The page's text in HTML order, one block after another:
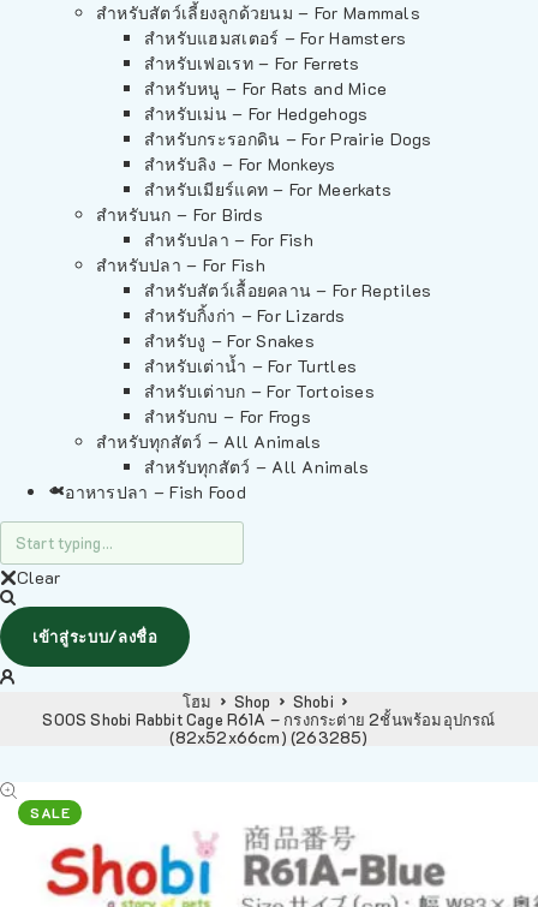
สำหรับสัตว์เลี้ยงลูกด้วยนม – For Mammals
สำหรับแฮมสเตอร์ – For Hamsters
สำหรับเฟอเรท – For Ferrets
สำหรับหนู – For Rats and Mice
สำหรับเม่น – For Hedgehogs
สำหรับกระรอกดิน – For Prairie Dogs
สำหรับลิง – For Monkeys
สำหรับเมียร์แคท – For Meerkats
สำหรับนก – For Birds
สำหรับปลา – For Fish
สำหรับปลา – For Fish
สำหรับสัตว์เลื้อยคลาน – For Reptiles
สำหรับกิ้งก่า – For Lizards
สำหรับงู – For Snakes
สำหรับเต่าน้ำ – For Turtles
สำหรับเต่าบก – For Tortoises
สำหรับกบ – For Frogs
สำหรับทุกสัตว์ – All Animals
สำหรับทุกสัตว์ – All Animals
อาหารปลา – Fish Food
Clear
เข้าสู่ระบบ/ลงชื่อ
โฮม Shop
Shobi
SOOS Shobi Rabbit Cage R61A – กรงกระต่าย 2ชั้นพร้อมอุปกรณ์
(82x52x66cm) (263285)
SALE